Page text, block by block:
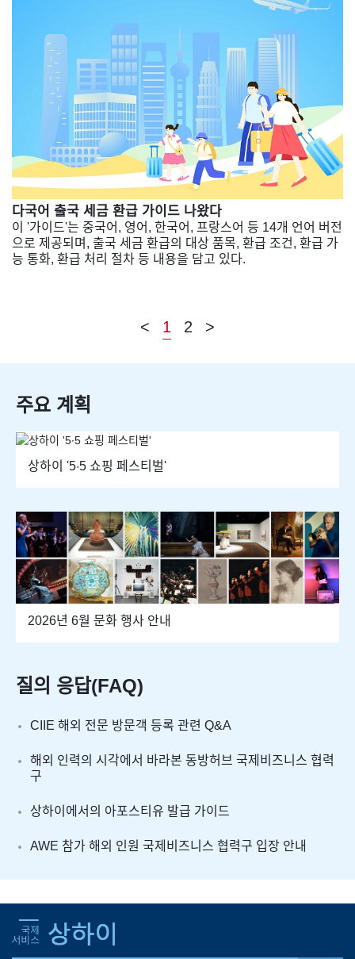
다국어 출국 세금 환급 가이드 나왔다
이 '가이드'는 중국어, 영어, 한국어, 프랑스어 등 14개 언어 버전
으로 제공되며, 출국 세금 환급의 대상 품목, 환급 조건, 환급 가
능 통화, 환급 처리 절차 등 내용을 담고 있다.
< 1 2 >
주요 계획
상하이 '5·5 쇼핑 페스티벌'
2026년 6월 문화 행사 안내
질의 응답(FAQ)
CIIE 해외 전문 방문객 등록 관련 Q&A
해외 인력의 시각에서 바라본 동방허브 국제비즈니스 협력
구
상하이에서의 아포스티유 발급 가이드
AWE 참가 해외 인원 국제비즈니스 협력구 입장 안내